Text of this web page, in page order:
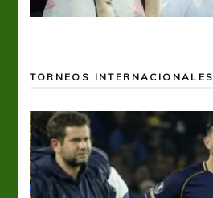
TORNEOS INTERNACIONALES